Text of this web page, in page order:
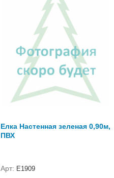
Елка Настенная зеленая 0,90м,
ПВХ
Арт: E1909